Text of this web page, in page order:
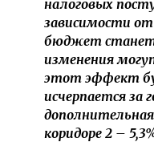
налоговых
зависимости
бюджет
изменения
этот эффект
исчерпается за
коридоре 2 –